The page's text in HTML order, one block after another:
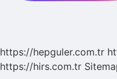
https://hepguler.com.tr
https://hirs.com.tr